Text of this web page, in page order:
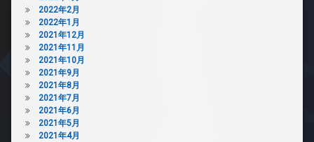
2022年2月
2022年1月
2021年12月
2021年11月
2021年10月
2021年9月
2021年8月
2021年7月
2021年6月
2021年5月
2021年4月